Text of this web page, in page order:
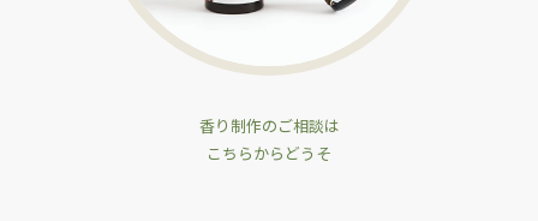
香り制作のご相談は
こちらからどうそ